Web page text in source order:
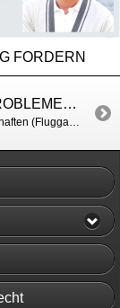
FORDERN
GELD ZURÜCK BEI FLUGPROBLEMEN – DIE WELT
Thema: Ansprüche gegen Fluggesellschaften (Fluggastrechte) http://www.welt.de/print/welt_kompakt/print_wirtschaft/article157116355/Geld-zurueck-bei-Flugproblemen.html